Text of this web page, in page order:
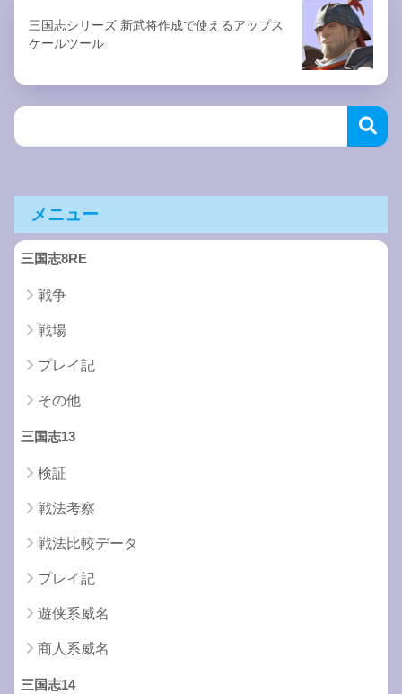
三国志シリーズ 新武将作成で使えるアップス
ケールツール
メニュー
三国志8RE
戦争
戦場
プレイ記
その他
三国志13
検証
戦法考察
戦法比較データ
プレイ記
遊侠系威名
商人系威名
三国志14